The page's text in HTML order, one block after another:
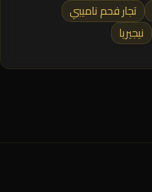
تجار فحم ناميبي
نيجيريا